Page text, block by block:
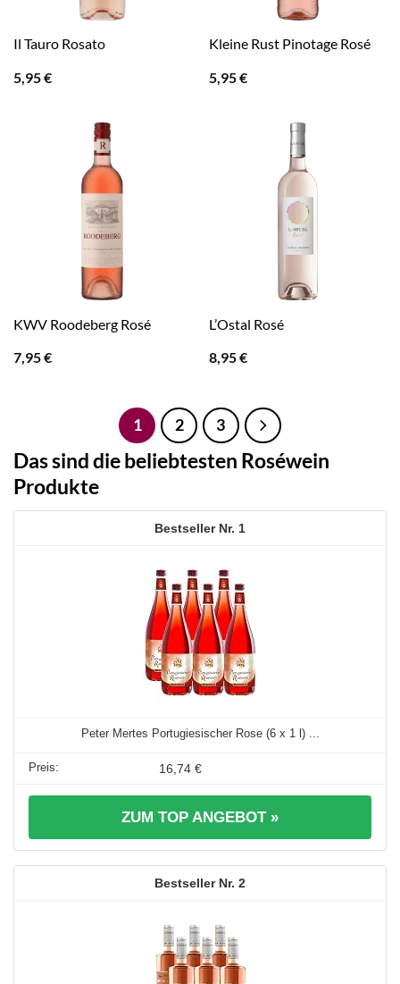
Il Tauro Rosato
5,95€
Kleine Rust Pinotage Rosé
5,95€
KWV Roodeberg Rosé
7,95€
L’Ostal Rosé
8,95€
1 2 3
Das sind die beliebtesten Roséwein
Produkte
1
Peter Mertes Portugiesischer Rose (6 x 1 l) ...
16,74 €
ZUM TOP ANGEBOT »
2